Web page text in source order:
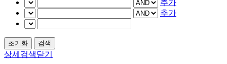
추가
추가
상세검색닫기